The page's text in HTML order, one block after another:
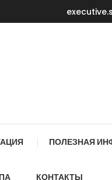
ПОЛЕЗНАЯ
КОНТАКТЫ